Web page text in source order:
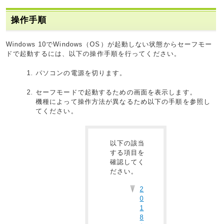
操作手順
Windows 10でWindows（OS）が起動しない状態からセーフモー
ドで起動するには、以下の操作手順を行ってください。
パソコンの電源を切ります。
セーフモードで起動するための画面を表示します。
機種によって操作方法が異なるため以下の手順を参照し
てください。
以下の該当
する項目を
確認してく
ださい。
2
0
1
8